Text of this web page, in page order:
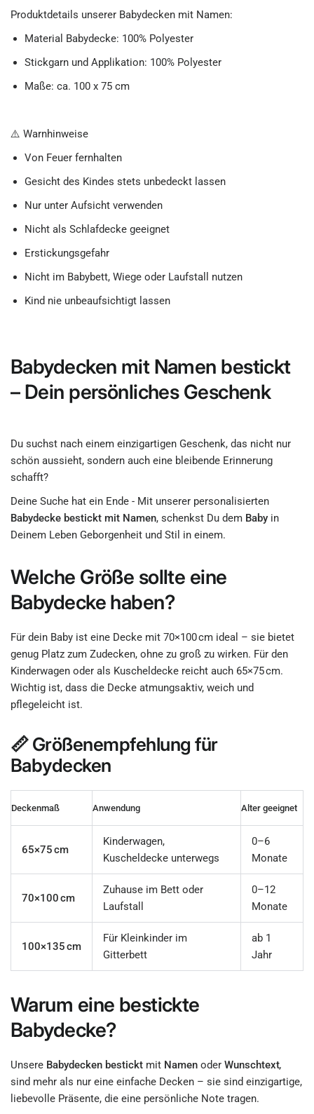
Produktdetails unserer Babydecken mit Namen:
Material Babydecke: 100% Polyester
Stickgarn und Applikation: 100% Polyester
Maße: ca. 100 x 75 cm
⚠️ Warnhinweise
Von Feuer fernhalten
Gesicht des Kindes stets unbedeckt lassen
Nur unter Aufsicht verwenden
Nicht als Schlafdecke geeignet
Erstickungsgefahr
Nicht im Babybett, Wiege oder Laufstall nutzen
Kind nie unbeaufsichtigt lassen
Babydecken mit Namen bestickt
– Dein persönliches Geschenk
Du suchst nach einem einzigartigen Geschenk, das nicht nur
schön aussieht, sondern auch eine bleibende Erinnerung
schafft?
Deine Suche hat ein Ende - Mit unserer personalisierten
Babydecke bestickt mit Namen, schenkst Du dem Baby in
Deinem Leben Geborgenheit und Stil in einem.
Welche Größe sollte eine
Babydecke haben?
Für dein Baby ist eine Decke mit 70×100 cm ideal – sie bietet
genug Platz zum Zudecken, ohne zu groß zu wirken. Für den
Kinderwagen oder als Kuscheldecke reicht auch 65×75 cm.
Wichtig ist, dass die Decke atmungsaktiv, weich und
pflegeleicht ist.
📏 Größenempfehlung für
Babydecken
Deckenmaß Anwendung Alter geeignet
65×75 cm
Kinderwagen,
Kuscheldecke unterwegs
0–6
Monate
70×100 cm
Zuhause im Bett oder
Laufstall
0–12
Monate
100×135 cm
Für Kleinkinder im
Gitterbett
ab 1
Jahr
Warum eine bestickte
Babydecke?
Unsere Babydecken bestickt mit NamenoderWunschtext,
sind mehr als nur eine einfache Decken – sie sind einzigartige,
liebevolle Präsente, die eine persönliche Note tragen.